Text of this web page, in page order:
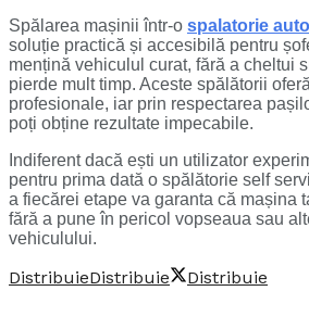
Spălarea mașinii într-o spalatorie
soluție practică și accesibilă pentru
mențină vehiculul curat, fără a cheltui
pierde mult timp. Aceste spălătorii
profesionale, iar prin respectarea
poți obține rezultate impecabile.
Indiferent dacă ești un utilizator
pentru prima dată o spălătorie self
a fiecărei etape va garanta că mașina
fără a pune în pericol vopseaua sau
vehiculului.
DistribuieDistribuie Distribuie